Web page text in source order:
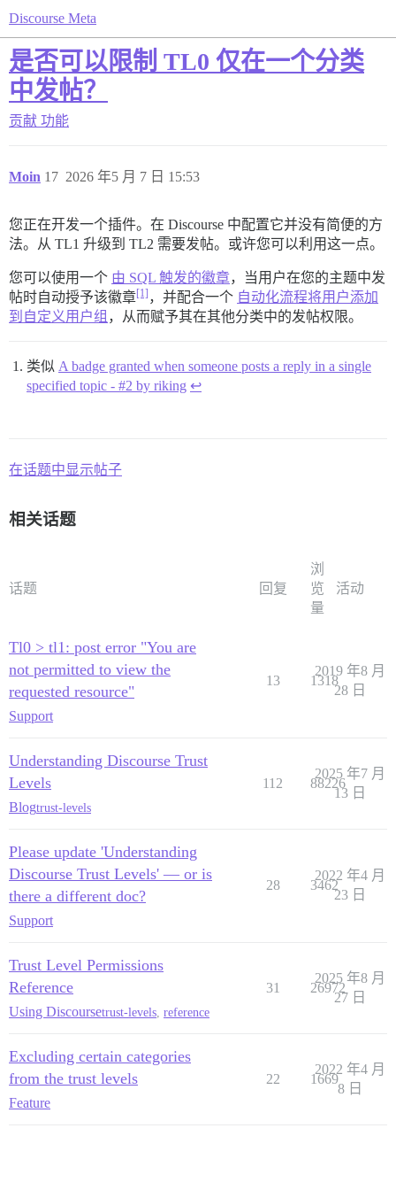
Discourse Meta
是否可以限制 TL0 仅在一个分类
中发帖？
贡献 功能
Moin 2026 年5 月 7 日 15:53
17
您正在开发一个插件。在 Discourse 中配置它并没有简便的方
法。从 TL1 升级到 TL2 需要发帖。或许您可以利用这一点。
您可以使用一个 由 SQL 触发的徽章，当用户在您的主题中发
帖时自动授予该徽章[1] ，并配合一个 自动化流程将用户添加
到自定义用户组 ，从而赋予其在其他分类中的发帖权限。
类似 A badge granted when someone posts a reply in a single
specified topic - #2 by riking ↩︎
在话题中显示帖子
相关话题
话题 回复
浏
览
量
活动
Tl0 > tl1: post error "You are
not permitted to view the
requested resource"
Support
13 1318
2019 年8 月
28 日
Understanding Discourse Trust
Levels
Blogtrust-levels
112 88226
2025 年7 月
13 日
Please update 'Understanding
Discourse Trust Levels' — or is
there a different doc?
Support
28 3462
2022 年4 月
23 日
Trust Level Permissions
Reference
Using Discoursetrust-levels reference
31 26972
2025 年8 月
27 日
Excluding certain categories
from the trust levels
Feature
22 1669
2022 年4 月
8 日